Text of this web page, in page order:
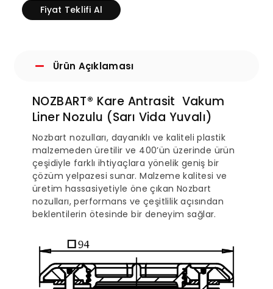
Fiyat Teklifi Al
Ürün Açıklaması
NOZBART® Kare Antrasit Vakum
Liner Nozulu (Sarı Vida Yuvalı)
Nozbart nozulları, dayanıklı ve kaliteli plastik
malzemeden üretilir ve 400’ün üzerinde ürün
çeşidiyle farklı ihtiyaçlara yönelik geniş bir
çözüm yelpazesi sunar. Malzeme kalitesi ve
üretim hassasiyetiyle öne çıkan Nozbart
nozulları, performans ve çeşitlilik açısından
beklentilerin ötesinde bir deneyim sağlar.